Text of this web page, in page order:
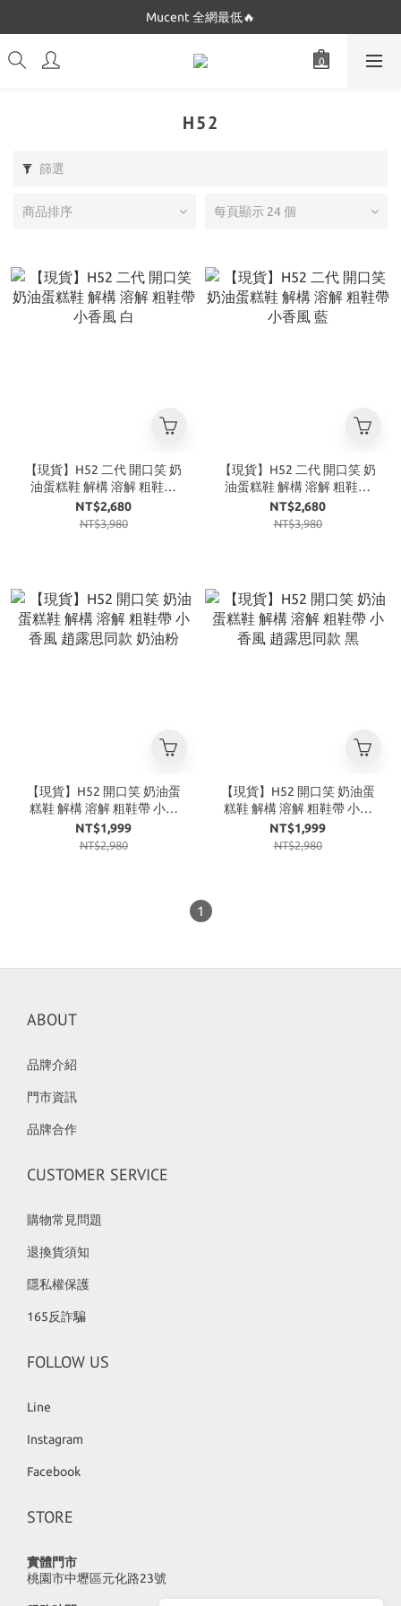
Dickies 最低只要$5XX!!
Mucent 全網最低🔥
Dickies 最低只要$5XX!!
H52
篩選
商品排序 每頁顯示 24 個
【現貨】H52 二代 開口笑 奶
油蛋糕鞋 解構 溶解 粗鞋帶
小香風 白
NT$2,680
NT$3,980
【現貨】H52 二代 開口笑 奶
油蛋糕鞋 解構 溶解 粗鞋帶
小香風 藍
NT$2,680
NT$3,980
【現貨】H52 開口笑 奶油蛋
糕鞋 解構 溶解 粗鞋帶 小香
風 趙露思同款 奶油粉
NT$1,999
NT$2,980
【現貨】H52 開口笑 奶油蛋
糕鞋 解構 溶解 粗鞋帶 小香
風 趙露思同款 黑
NT$1,999
NT$2,980
1
ABOUT
品牌介紹
門市資訊
品牌合作
CUSTOMER SERVICE
購物常見問題
退換貨須知
隱私權保護
165反詐騙
FOLLOW US
Line
Instagram
Facebook
STORE
實體門市
桃園市中壢區元化路23號